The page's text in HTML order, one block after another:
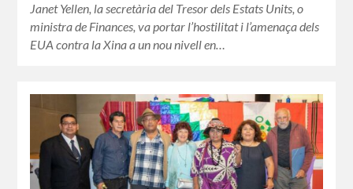
Janet Yellen, la secretària del Tresor dels Estats Units, o
ministra de Finances, va portar l’hostilitat i l’amenaça dels
EUA contra la Xina a un nou nivell en…